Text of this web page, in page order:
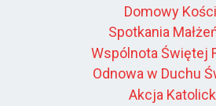
Domowy
Spotkania
Wspólnota Świętej
Odnowa w Duchu
Akcja